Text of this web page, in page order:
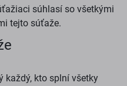
súhlasí so všetkými
tejto súťaže.
každý, kto splní všetky